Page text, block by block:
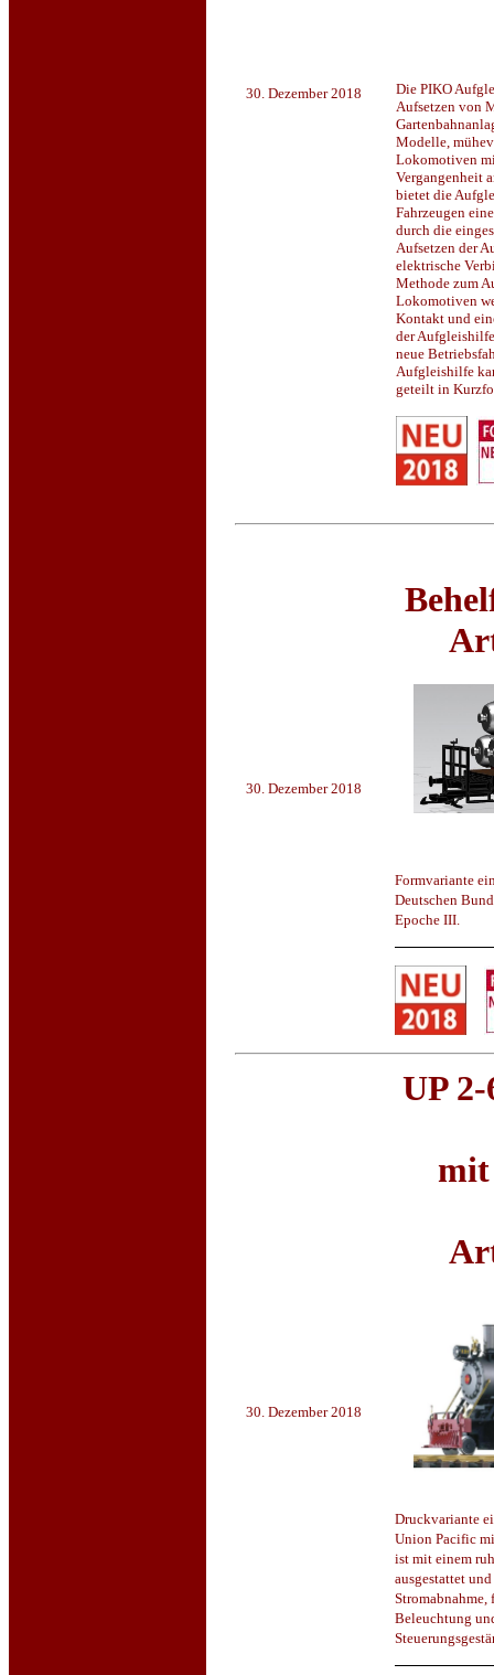
30. Dezember 2018
Die PIKO
Aufsetzen von
Modelle,
Lokomotiven
Vergangenheit
bietet die
Fahrzeugen
durch die
Aufsetzen der
elektrische
Methode zum
Lokomotiven
Kontakt und
der
neue
Aufgleishilfe
geteilt in
30. Dezember 2018
Formvariante
Deutschen
Epoche III.
30. Dezember 2018
UP
mit
Druckvariante
Union Pacific
ist mit einem
ausgestattet
Beleuchtung